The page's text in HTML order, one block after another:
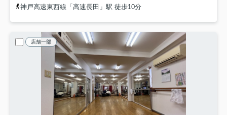
神戸高速東西線「高速長田」駅 徒歩10分
店舗一部